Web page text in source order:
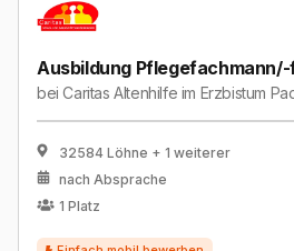
Ausbildung
beiCaritas Altenhilfe im Erzbistum
32584 Löhne + 1 weiterer
nach Absprache
1 Platz